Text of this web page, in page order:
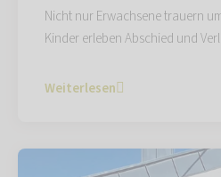
Nicht nur Erwachsene trauern
Kinder erleben Abschied und
Weiterlesen